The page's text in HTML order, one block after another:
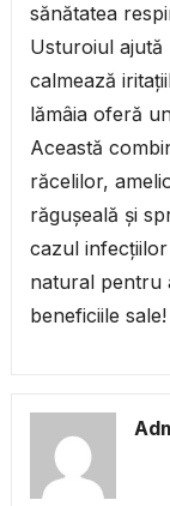
sănătatea
Usturoiul ajută
calmează
lămâia oferă
Această
răcelilor,
răgușeală și
cazul
natural pentru
beneficiile sale!